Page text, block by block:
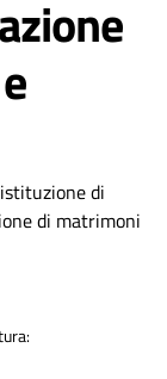
di
di matrimoni